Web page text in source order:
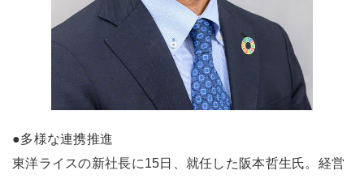
●多様な連携推進
東洋ライスの新社長に15日、就任した阪本哲生氏。経営